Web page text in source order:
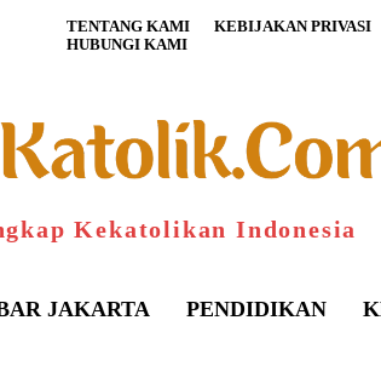
TENTANG KAMI KEBIJAKAN PRIVASI
HUBUNGI KAMI
Kekatolikan Indonesia
JAKARTA PENDIDIKAN